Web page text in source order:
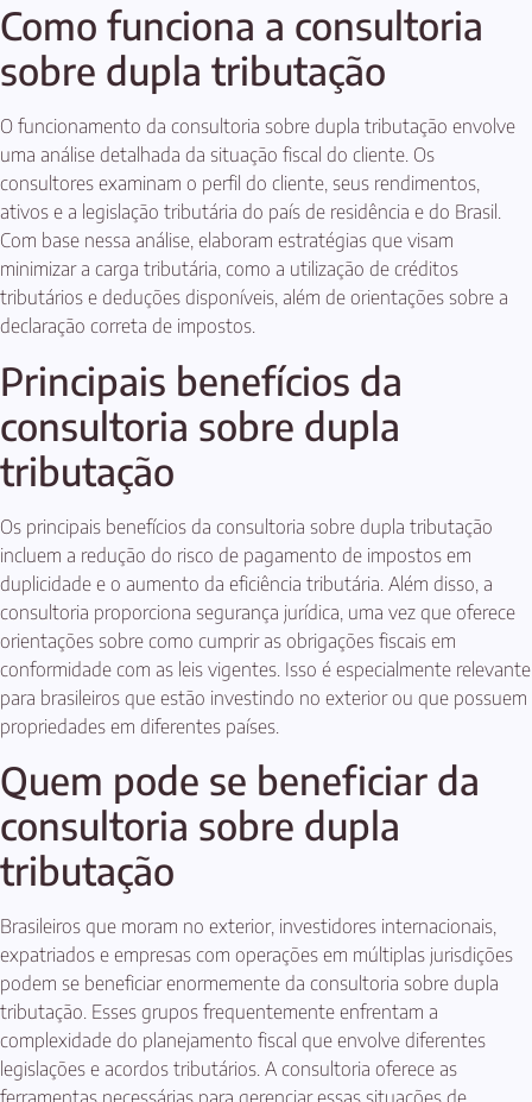
Como funciona a consultoria
sobre dupla tributação
O funcionamento da consultoria sobre dupla tributação envolve
uma análise detalhada da situação fiscal do cliente. Os
consultores examinam o perfil do cliente, seus rendimentos,
ativos e a legislação tributária do país de residência e do Brasil.
Com base nessa análise, elaboram estratégias que visam
minimizar a carga tributária, como a utilização de créditos
tributários e deduções disponíveis, além de orientações sobre a
declaração correta de impostos.
Principais benefícios da
consultoria sobre dupla
tributação
Os principais benefícios da consultoria sobre dupla tributação
incluem a redução do risco de pagamento de impostos em
duplicidade e o aumento da eficiência tributária. Além disso, a
consultoria proporciona segurança jurídica, uma vez que oferece
orientações sobre como cumprir as obrigações fiscais em
conformidade com as leis vigentes. Isso é especialmente relevante
para brasileiros que estão investindo no exterior ou que possuem
propriedades em diferentes países.
Quem pode se beneficiar da
consultoria sobre dupla
tributação
Brasileiros que moram no exterior, investidores internacionais,
expatriados e empresas com operações em múltiplas jurisdições
podem se beneficiar enormemente da consultoria sobre dupla
tributação. Esses grupos frequentemente enfrentam a
complexidade do planejamento fiscal que envolve diferentes
legislações e acordos tributários. A consultoria oferece as
ferramentas necessárias para gerenciar essas situações de